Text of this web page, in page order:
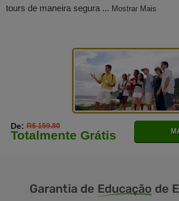
tours de maneira segura ... Mostrar Mais
De:R$ 159.80
Totalmente Grátis
Garantia de Educação de